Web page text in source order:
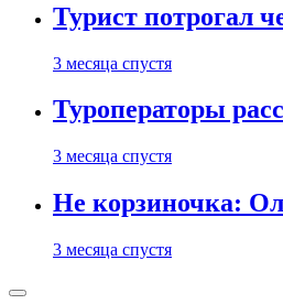
Турист потрогал
3 месяца спустя
Туроператоры
3 месяца спустя
Не корзиночка:
3 месяца спустя